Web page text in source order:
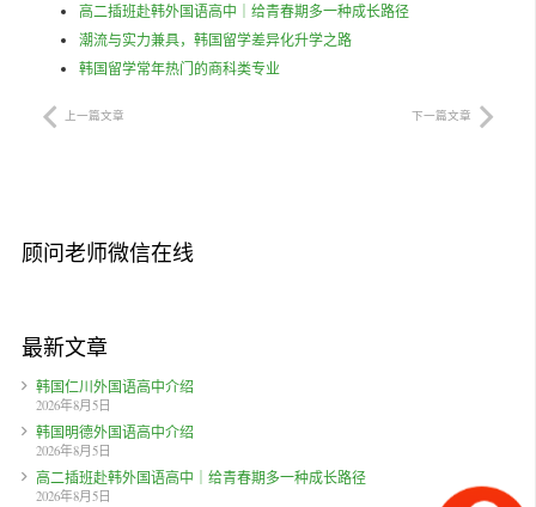
高二插班赴韩外国语高中｜给青春期多一种成长路径
潮流与实力兼具，韩国留学差异化升学之路
韩国留学常年热门的商科类专业
上一篇文章 下一篇文章
顾问老师微信在线
最新文章
韩国仁川外国语高中介绍
2026年8月5日
韩国明德外国语高中介绍
2026年8月5日
高二插班赴韩外国语高中｜给青春期多一种成长路径
2026年8月5日